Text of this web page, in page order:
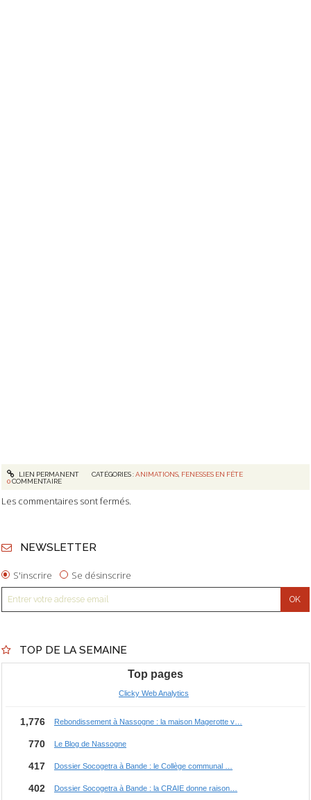
LIEN PERMANENT CATÉGORIES :ANIMATIONS, FENESSES EN FÊTE
0COMMENTAIRE
Les commentaires sont fermés.
NEWSLETTER
S'inscrire Se désinscrire
TOP DE LA SEMAINE